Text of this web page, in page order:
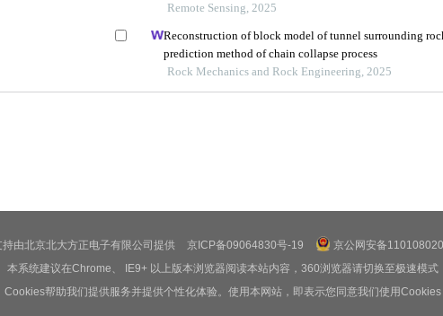
持由北京北大方正电子有限公司提供 京ICP备09064830号-19
京公网安备
本系统建议在Chrome、 IE9+ 以上版本浏览器阅读本站内容，360浏览器请切换至极速模式
Cookies帮助我们提供服务并提供个性化体验。使用本网站，即表示您同意我们使用Cookies